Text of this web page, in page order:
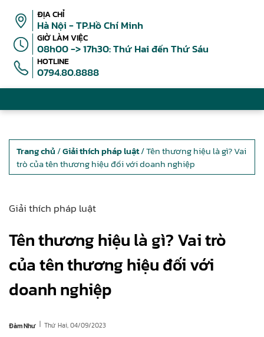
ĐỊA CHỈ
Hà Nội - TP.Hồ Chí Minh
GIỜ LÀM VIỆC
08h00 -> 17h30: Thứ Hai đến Thứ Sáu
HOTLINE
0794.80.8888
Trang chủ /Giải thích pháp luật/ Tên thương hiệu là gì? Vai
trò của tên thương hiệu đối với doanh nghiệp
Giải thích pháp luật
Tên thương hiệu là gì? Vai trò
của tên thương hiệu đối với
doanh nghiệp
Đàm Như | Thứ Hai, 04/09/2023